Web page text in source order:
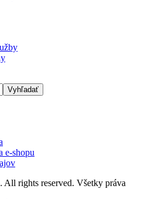
e-shopu
rights reserved. Všetky práva